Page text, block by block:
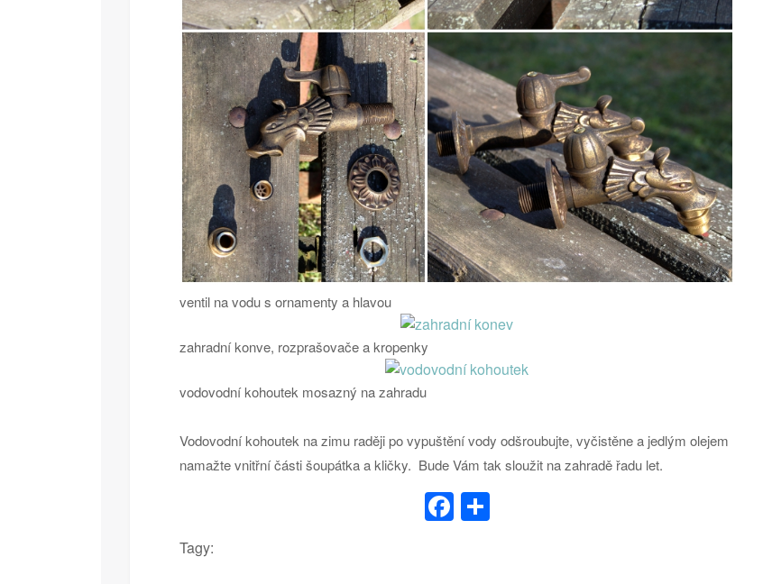
ventil na vodu s ornamenty a hlavou
zahradní konve, rozprašovače a kropenky
vodovodní kohoutek mosazný na zahradu
Vodovodní kohoutek na zimu raději po vypuštění vody odšroubujte, vyčistěne a jedlým olejem
namažte vnitřní části šoupátka a kličky. Bude Vám tak sloužit na zahradě řadu let.
Facebook
Share
Tagy: